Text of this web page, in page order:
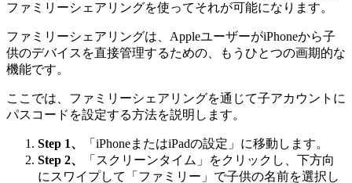
ファミリーシェアリングを使ってそれが可能になります。
ファミリーシェアリングは、AppleユーザーがiPhoneから子
供のデバイスを直接管理するための、もうひとつの画期的な
機能です。
ここでは、ファミリーシェアリングを通じて子アカウントに
パスコードを設定する方法を説明します。
Step 1、
「iPhoneまたはiPadの設定」に移動します。
Step 2、
「スクリーンタイム」をクリックし、下方向
にスワイプして「ファミリー」で子供の名前を選択し